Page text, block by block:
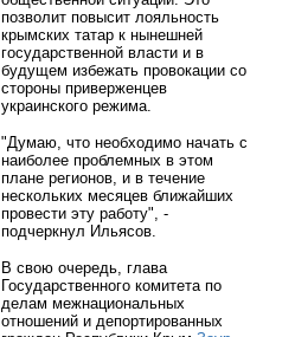
позволит повысит лояльность
крымских татар к нынешней
государственной власти и в
будущем избежать провокации со
стороны приверженцев
украинского режима.
"Думаю, что необходимо начать с
наиболее проблемных в этом
плане регионов, и в течение
нескольких месяцев ближайших
провести эту работу", -
подчеркнул Ильясов.
В свою очередь, глава
Государственного комитета по
делам межнациональных
отношений и депортированных